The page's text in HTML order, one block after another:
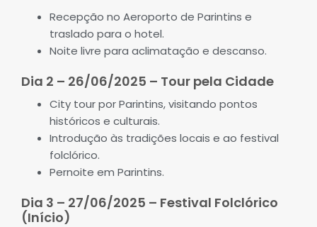
Recepção no Aeroporto de Parintins e
traslado para o hotel.
Noite livre para aclimatação e descanso.
Dia 2 – 26/06/2025 – Tour pela Cidade
City tour por Parintins, visitando pontos
históricos e culturais.
Introdução às tradições locais e ao festival
folclórico.
Pernoite em Parintins.
Dia 3 – 27/06/2025 – Festival Folclórico
(Início)